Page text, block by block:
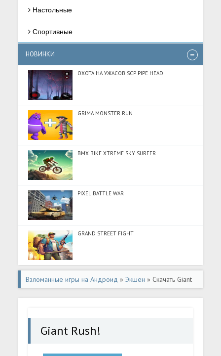
Настольные
Спортивные
НОВИНКИ
ОХОТА НА УЖАСОВ SCP PIPE HEAD
GRIMA MONSTER RUN
BMX BIKE XTREME SKY SURFER
PIXEL BATTLE WAR
GRAND STREET FIGHT
Взломанные игры на Андроид »Экшен » Скачать Giant
Rush! (Разблокировано все) на Андроид
Giant Rush!